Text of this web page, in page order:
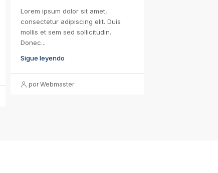
Lorem ipsum dolor sit amet,
consectetur adipiscing elit. Duis
mollis et sem sed sollicitudin.
Donec...
Sigue leyendo
por Webmaster